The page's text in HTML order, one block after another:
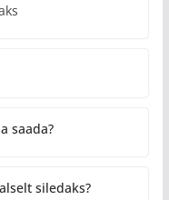
saada?
siledaks?